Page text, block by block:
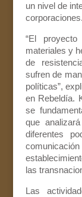
un nivel de
corporaciones.
“El
materiales y
de
sufren de
políticas”,
en Rebeldía.
se
que
diferentes
las
Las